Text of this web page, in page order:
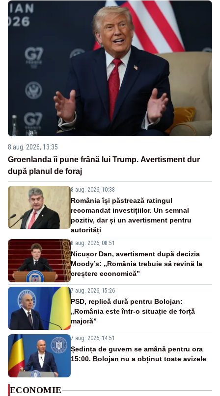
8 aug. 2026, 13:35
Groenlanda îi pune frână lui Trump. Avertisment dur
după planul de foraj
8 aug. 2026, 10:38
România își păstrează ratingul
recomandat investițiilor. Un semnal
pozitiv, dar și un avertisment pentru
autorități
8 aug. 2026, 08:51
Nicușor Dan, avertisment după decizia
Moody’s: „România trebuie să revină la
creștere economică”
7 aug. 2026, 15:26
PSD, replică dură pentru Bolojan:
„România este într-o situație de forță
majoră”
7 aug. 2026, 14:51
Ședința de guvern se amână pentru ora
15:00. Bolojan nu a obținut toate avizele
ECONOMIE